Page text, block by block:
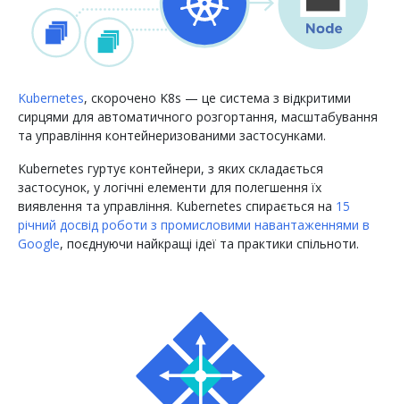
Kubernetes, скорочено K8s — це система з відкритими
сирцями для автоматичного розгортання, масштабування
та управління контейнеризованими застосунками.
Kubernetes гуртує контейнери, з яких складається
застосунок, у логічні елементи для полегшення їх
виявлення та управління. Kubernetes спирається на 15
річний досвід роботи з промисловими навантаженнями в
Google, поєднуючи найкращі ідеї та практики спільноти.